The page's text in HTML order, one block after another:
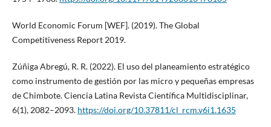
World Economic Forum [WEF]. (2019). The Global
Competitiveness Report 2019.
Zúñiga Abregú, R. R. (2022). El uso del planeamiento estratégico
como instrumento de gestión por las micro y pequeñas empresas
de Chimbote. Ciencia Latina Revista Científica Multidisciplinar,
6(1), 2082–2093. https://doi.org/10.37811/cl_rcm.v6i1.1635